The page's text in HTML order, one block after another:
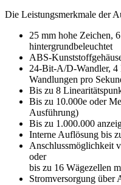
Die Leistungsmerkmale der
25 mm hohe Zeichen,
hintergrundbeleuchtet
ABS-
24-Bit-A/D-Wandler, 4
Wandlungen pro
Bis zu 8
Bis zu 10.000e oder
Ausführung)
Bis zu 1.000.000
Interne Auflösung bis
Anschlussmöglichkeit
oder
bis zu 16 Wägezellen
Stromversorgung über